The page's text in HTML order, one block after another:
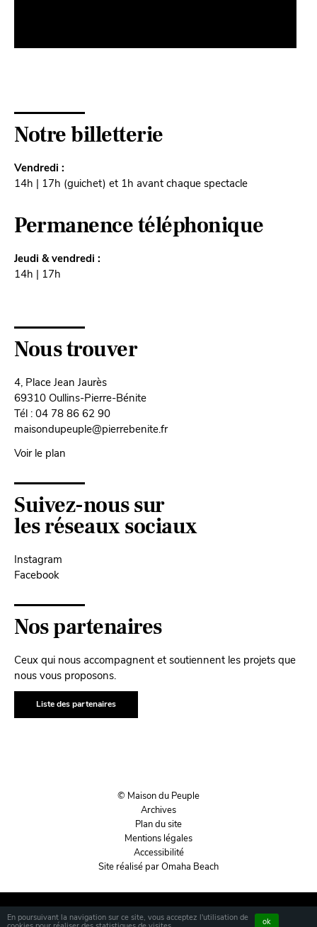
En poursuivant la navigation sur ce site, vous acceptez l'utilisation de
ok
Notre billetterie
Vendredi :
14h | 17h (guichet) et 1h avant chaque spectacle
Permanence téléphonique
Jeudi & vendredi :
14h | 17h
Nous trouver
4, Place Jean Jaurès
69310 Oullins-Pierre-Bénite
Tél : 04 78 86 62 90
maisondupeuple@pierrebenite.fr
Voir le plan
Suivez-nous sur
les réseaux sociaux
Instagram
Facebook
Nos partenaires
Ceux qui nous accompagnent et soutiennent les projets que
nous vous proposons.
Liste des partenaires
© Maison du Peuple
Archives
Plan du site
Mentions légales
Accessibilité
Site réalisé par Omaha Beach